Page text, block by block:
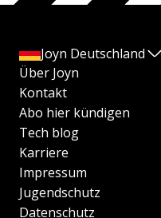
Joyn Deutschland
Über Joyn
Kontakt
Abo hier kündigen
Tech blog
Karriere
Impressum
Jugendschutz
Datenschutz